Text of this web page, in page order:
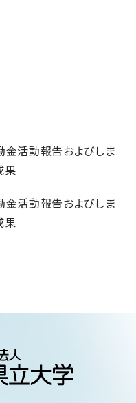
活動報告およびしま
果
活動報告およびしま
果